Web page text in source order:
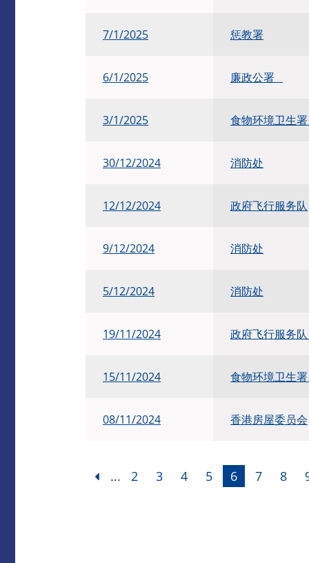
7/1/2025 惩教署
6/1/2025 廉政公署
3/1/2025 食物环境卫生
30/12/2024 消防处
12/12/2024 政府飞行服务队
9/12/2024 消防处
5/12/2024 消防处
19/11/2024 政府飞行服务
15/11/2024 食物环境卫生
08/11/2024 香港房屋委员会
... 2 3 4 5 6 7 8